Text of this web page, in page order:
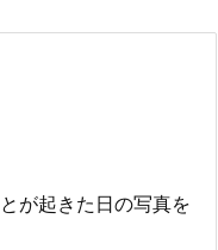
が起きた日の写真を